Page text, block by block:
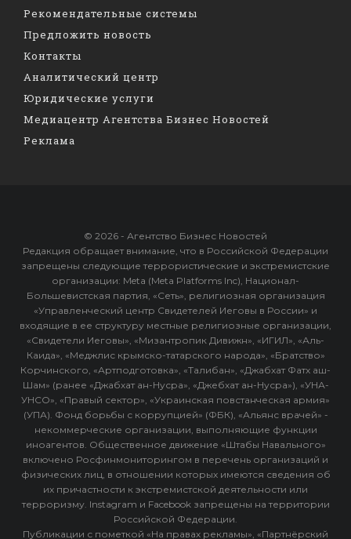
Рекомендательные системы
Предложить новость
Контакты
Аналитический центр
Юридические услуги
Медиацентр Агентства Бизнес Новостей
Реклама
© 2026 - Агентство Бизнес Новостей
Редакция обращает внимание, что в Российской Федерации
запрещены следующие террористические и экстремистские
организации: Meta (Meta Platforms Inc), Национал-
Большевистская партия, «Сеть», религиозная организация
«Управленческий центр Свидетелей Иеговы в России» и
входящие в ее структуру местные религиозные организации,
«Свидетели Иеговы», «Мизантропик Дивижн», «ИГИЛ», «Аль-
Каида», «Меджлис крымско-татарского народа», «Братство»
Корчинского, «Артподготовка», «Талибан», «Джабхат Фатх аш-
Шам» (ранее «Джабхат ан-Нусра», «Джебхат ан-Нусра»), «УНА-
УНСО», «Правый сектор», «Украинская повстанческая армия»
(УПА). Фонд борьбы с коррупцией» (ФБК), «Альянс врачей» -
некоммерческие организации, выполняющие функции
иноагентов. Общественное движение «Штабы Навального»
включено Росфинмониторингом в перечень организаций и
физических лиц, в отношении которых имеются сведения об
их причастности к экстремистской деятельности или
терроризму. Instagram и Facebook запрещены на территории
Российской Федерации.
Публикации с пометкой «На правах рекламы», «Партнёрский